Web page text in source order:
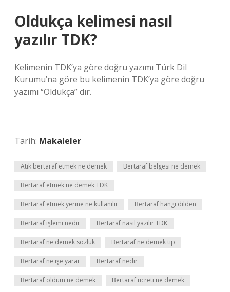
Oldukça kelimesi nasıl
yazılır TDK?
Kelimenin TDK’ya göre doğru yazımı Türk Dil
Kurumu’na göre bu kelimenin TDK’ya göre doğru
yazımı “Oldukça” dır.
Tarih: Makaleler
Atık bertaraf etmek ne demek Bertaraf belgesi ne demek
Bertaraf etmek ne demek TDK
Bertaraf etmek yerine ne kullanılır Bertaraf hangi dilden
Bertaraf işlemi nedir Bertaraf nasıl yazılır TDK
Bertaraf ne demek sözlük Bertaraf ne demek tip
Bertaraf ne işe yarar Bertaraf nedir
Bertaraf oldum ne demek Bertaraf ücreti ne demek